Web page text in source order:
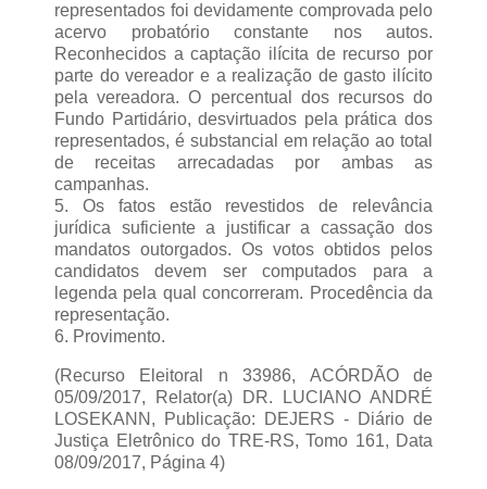
representados foi devidamente comprovada pelo
acervo probatório constante nos autos.
Reconhecidos a captação ilícita de recurso por
parte do vereador e a realização de gasto ilícito
pela vereadora. O percentual dos recursos do
Fundo Partidário, desvirtuados pela prática dos
representados, é substancial em relação ao total
de receitas arrecadadas por ambas as
campanhas.
5. Os fatos estão revestidos de relevância
jurídica suficiente a justificar a cassação dos
mandatos outorgados. Os votos obtidos pelos
candidatos devem ser computados para a
legenda pela qual concorreram. Procedência da
representação.
6. Provimento.
(Recurso Eleitoral n 33986, ACÓRDÃO de
05/09/2017, Relator(a) DR. LUCIANO ANDRÉ
LOSEKANN, Publicação: DEJERS - Diário de
Justiça Eletrônico do TRE-RS, Tomo 161, Data
08/09/2017, Página 4)